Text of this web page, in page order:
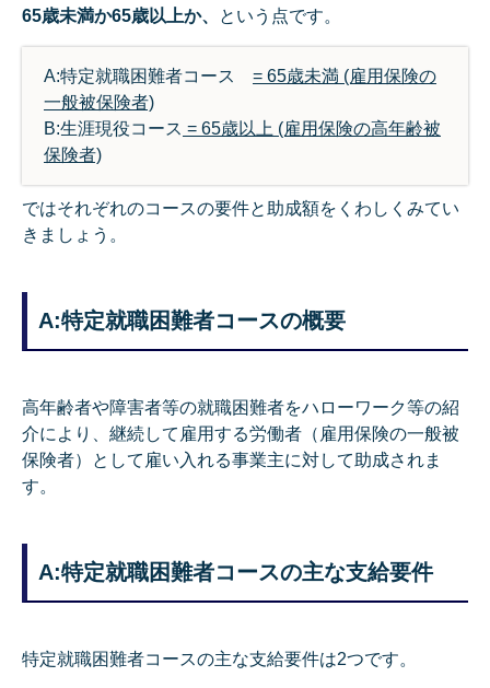
65歳未満か65歳以上か、
という点です。
A:特定就職困難者コース = 65歳未満 (雇用保険の
一般被保険者)
B:生涯現役コース = 65歳以上 (雇用保険の高年齢被
保険者)
ではそれぞれのコースの要件と助成額をくわしくみてい
きましょう。
A:特定就職困難者コースの概要
高年齢者や障害者等の就職困難者をハローワーク等の紹
介により、継続して雇用する労働者（雇用保険の一般被
保険者）として雇い入れる事業主に対して助成されま
す。
A:特定就職困難者コースの主な支給要件
特定就職困難者コースの主な支給要件は2つです。